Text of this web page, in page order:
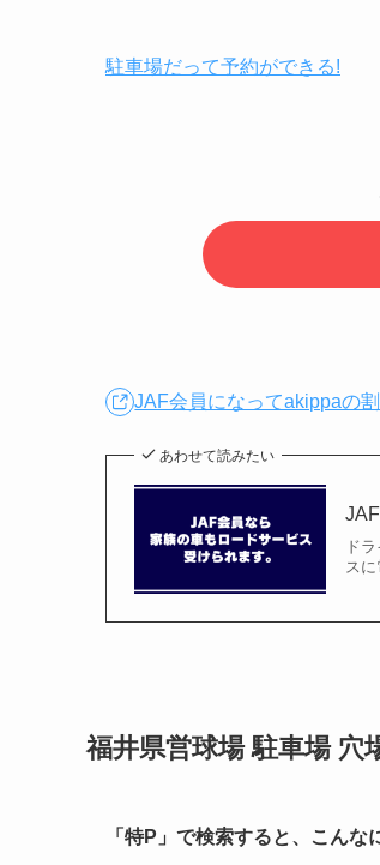
駐車場だって予約ができる!
JAF会員になってakippaの
あわせて読みたい
ド
ス
福井県営球場駐車場 穴
「特P」で検索すると、こんな